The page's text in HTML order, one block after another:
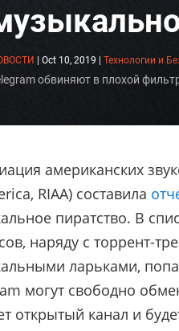
| Oct 10, 2019 Технологии и
обвиняют в плохой
американских
RIAA) составила
пиратство. В
наряду с торрент-
ларьками,
могут свободно
открытый канал и